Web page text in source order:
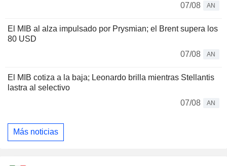
07/08
AN
El MIB al alza impulsado por Prysmian; el Brent supera los
80 USD
07/08
AN
El MIB cotiza a la baja; Leonardo brilla mientras Stellantis
lastra al selectivo
07/08
AN
Más noticias